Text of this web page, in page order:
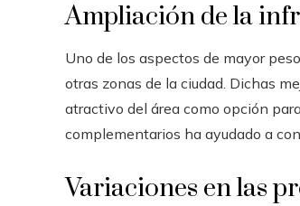
Ampliación de la
Uno de los aspectos de mayor
otras zonas de la ciudad. Dichas
atractivo del área como opción
complementarios ha ayudado a
Variaciones en las